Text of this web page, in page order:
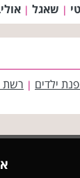
| שאגל |
ילדים | רשת